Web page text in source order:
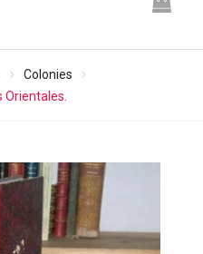
Colonies
Orientales.